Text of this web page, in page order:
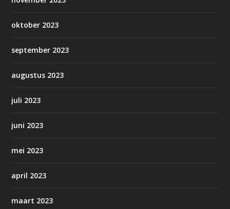
oktober 2023
september 2023
augustus 2023
juli 2023
juni 2023
mei 2023
april 2023
maart 2023